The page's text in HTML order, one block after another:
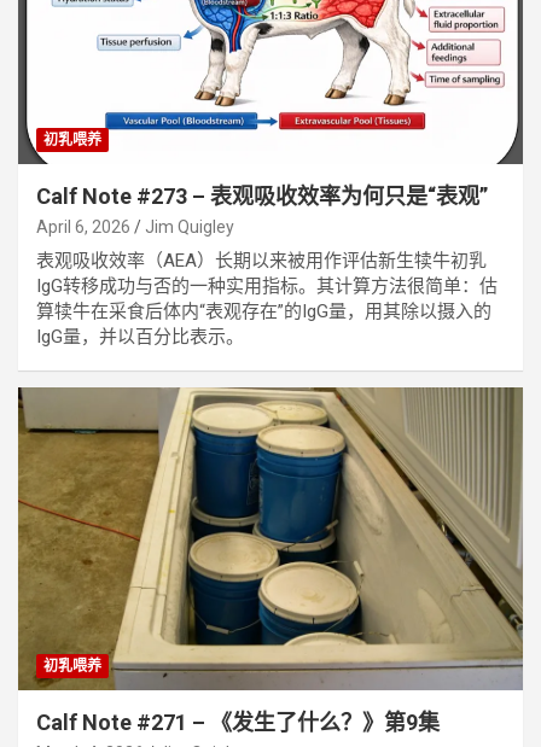
初乳喂养
Calf Note #273 – 表观吸收效率为何只是“表观”
April 6, 2026 Jim Quigley
表观吸收效率（AEA）长期以来被用作评估新生犊牛初乳
IgG转移成功与否的一种实用指标。其计算方法很简单：估
算犊牛在采食后体内“表观存在”的IgG量，用其除以摄入的
IgG量，并以百分比表示。
初乳喂养
Calf Note #271 – 《发生了什么？》第9集